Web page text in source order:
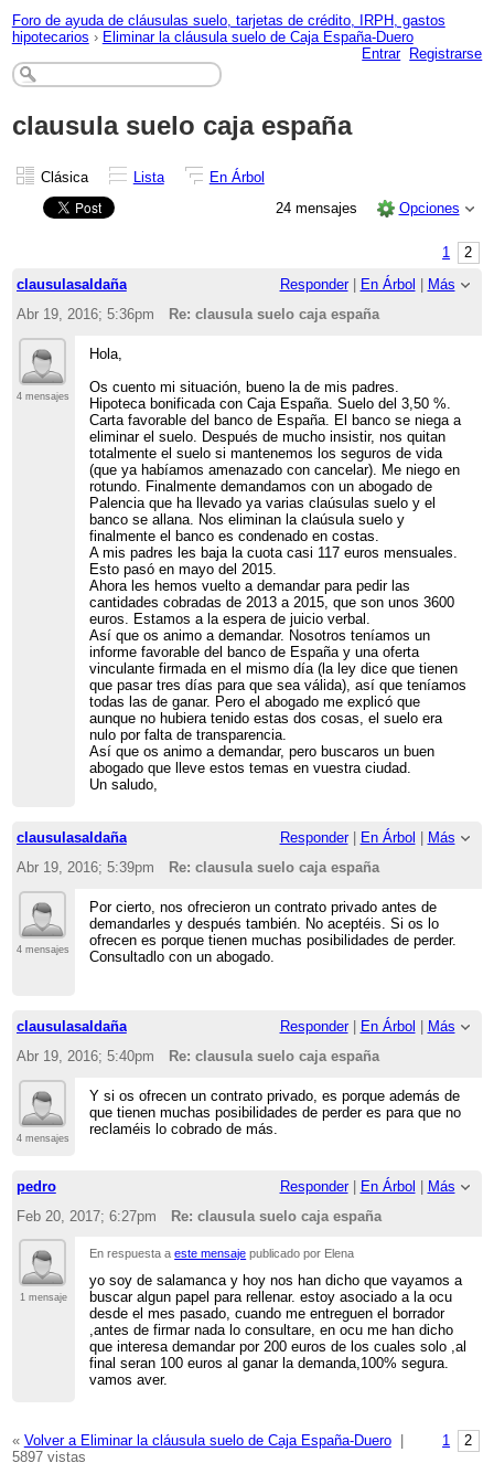
Foro de ayuda de cláusulas suelo, tarjetas de crédito, IRPH, gastos
hipotecarios › Eliminar la cláusula suelo de Caja España-Duero
Entrar
Registrarse
clausula suelo caja españa
Clásica Lista
En Árbol
24 mensajes
Opciones
1
2
clausulasaldaña
Responder| En Árbol
Más
Abr 19, 2016; 5:36pm
Re: clausula suelo caja españa
4 mensajes
Hola,
Os cuento mi situación, bueno la de mis padres.
Hipoteca bonificada con Caja España. Suelo del 3,50 %.
Carta favorable del banco de España. El banco se niega a
eliminar el suelo. Después de mucho insistir, nos quitan
totalmente el suelo si mantenemos los seguros de vida
(que ya habíamos amenazado con cancelar). Me niego en
rotundo. Finalmente demandamos con un abogado de
Palencia que ha llevado ya varias claúsulas suelo y el
banco se allana. Nos eliminan la claúsula suelo y
finalmente el banco es condenado en costas.
A mis padres les baja la cuota casi 117 euros mensuales.
Esto pasó en mayo del 2015.
Ahora les hemos vuelto a demandar para pedir las
cantidades cobradas de 2013 a 2015, que son unos 3600
euros. Estamos a la espera de juicio verbal.
Así que os animo a demandar. Nosotros teníamos un
informe favorable del banco de España y una oferta
vinculante firmada en el mismo día (la ley dice que tienen
que pasar tres días para que sea válida), así que teníamos
todas las de ganar. Pero el abogado me explicó que
aunque no hubiera tenido estas dos cosas, el suelo era
nulo por falta de transparencia.
Así que os animo a demandar, pero buscaros un buen
abogado que lleve estos temas en vuestra ciudad.
Un saludo,
clausulasaldaña Responder| En Árbol
Más
Abr 19, 2016; 5:39pm
Re: clausula suelo caja españa
4 mensajes
Por cierto, nos ofrecieron un contrato privado antes de
demandarles y después también. No aceptéis. Si os lo
ofrecen es porque tienen muchas posibilidades de perder.
Consultadlo con un abogado.
clausulasaldaña Responder| En Árbol
Más
Abr 19, 2016; 5:40pm
Re: clausula suelo caja españa
4 mensajes
Y si os ofrecen un contrato privado, es porque además de
que tienen muchas posibilidades de perder es para que no
reclaméis lo cobrado de más.
pedro Responder| En Árbol | Más
Feb 20, 2017; 6:27pm
Re: clausula suelo caja españa
1 mensaje
En respuesta aeste mensaje publicado por Elena
yo soy de salamanca y hoy nos han dicho que vayamos a
buscar algun papel para rellenar. estoy asociado a la ocu
desde el mes pasado, cuando me entreguen el borrador
,antes de firmar nada lo consultare, en ocu me han dicho
que interesa demandar por 200 euros de los cuales solo ,al
final seran 100 euros al ganar la demanda,100% segura.
vamos aver.
1 2
« Volver a Eliminar la cláusula suelo de Caja España-Duero|
5897 vistas